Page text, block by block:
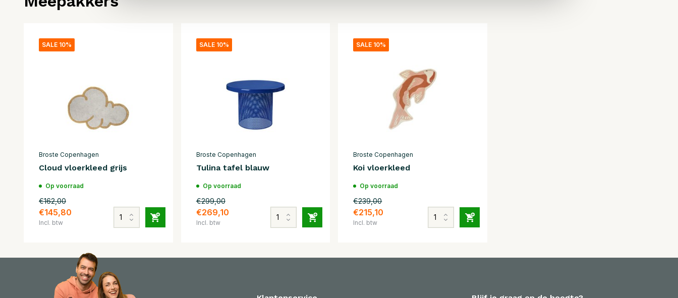
SALE 10%
Broste Copenhagen
Cloud vloerkleed grijs
Op voorraad
€162,00
€145,80
Incl. btw
SALE 10%
Broste Copenhagen
Tulina tafel blauw
Op voorraad
€299,00
€269,10
Incl. btw
SALE 10%
Broste Copenhagen
Koi vloerkleed
Op voorraad
€239,00
€215,10
Incl. btw